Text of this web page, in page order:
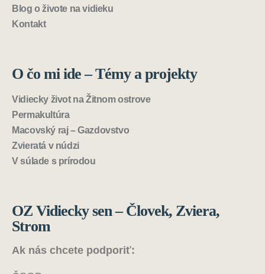
Blog o živote na vidieku
Kontakt
O čo mi ide – Témy a projekty
Vidiecky život na Žitnom ostrove
Permakultúra
Macovský raj – Gazdovstvo
Zvieratá v núdzi
V súlade s prírodou
OZ Vidiecky sen – Človek, Zviera,
Strom
Ak nás chcete podporiť: